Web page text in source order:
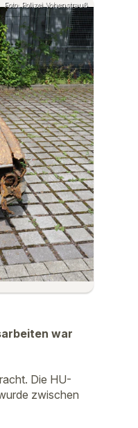
Foto: Polizei Vohenstrauß
war
Die HU-
zwischen